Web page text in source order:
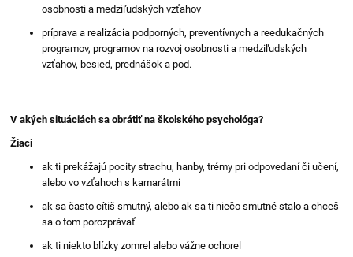
osobnosti a medziľudských vzťahov
príprava a realizácia podporných, preventívnych a reedukačných
programov, programov na rozvoj osobnosti a medziľudských
vzťahov, besied, prednášok a pod.
V akých situáciách sa obrátiť na školského psychológa?
Žiaci
ak ti prekážajú pocity strachu, hanby, trémy pri odpovedaní či učení,
alebo vo vzťahoch s kamarátmi
ak sa často cítiš smutný, alebo ak sa ti niečo smutné stalo a chceš
sa o tom porozprávať
ak ti niekto blízky zomrel alebo vážne ochorel